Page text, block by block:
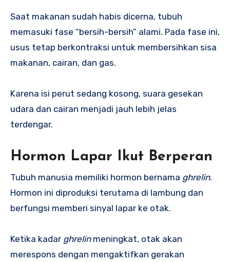
Saat makanan sudah habis dicerna, tubuh
memasuki fase “bersih-bersih” alami. Pada fase ini,
usus tetap berkontraksi untuk membersihkan sisa
makanan, cairan, dan gas.
Karena isi perut sedang kosong, suara gesekan
udara dan cairan menjadi jauh lebih jelas
terdengar.
Hormon Lapar Ikut Berperan
Tubuh manusia memiliki hormon bernama ghrelin.
Hormon ini diproduksi terutama di lambung dan
berfungsi memberi sinyal lapar ke otak.
Ketika kadar ghrelinmeningkat, otak akan
merespons dengan mengaktifkan gerakan